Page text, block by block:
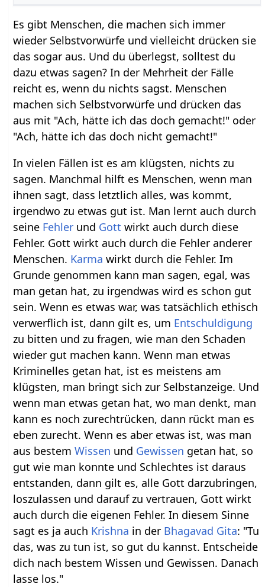
Es gibt Menschen, die machen sich immer
wieder Selbstvorwürfe und vielleicht drücken sie
das sogar aus. Und du überlegst, solltest du
dazu etwas sagen? In der Mehrheit der Fälle
reicht es, wenn du nichts sagst. Menschen
machen sich Selbstvorwürfe und drücken das
aus mit "Ach, hätte ich das doch gemacht!" oder
"Ach, hätte ich das doch nicht gemacht!"
In vielen Fällen ist es am klügsten, nichts zu
sagen. Manchmal hilft es Menschen, wenn man
ihnen sagt, dass letztlich alles, was kommt,
irgendwo zu etwas gut ist. Man lernt auch durch
seine Fehler und Gott wirkt auch durch diese
Fehler. Gott wirkt auch durch die Fehler anderer
Menschen. Karma wirkt durch die Fehler. Im
Grunde genommen kann man sagen, egal, was
man getan hat, zu irgendwas wird es schon gut
sein. Wenn es etwas war, was tatsächlich ethisch
verwerflich ist, dann gilt es, um Entschuldigung
zu bitten und zu fragen, wie man den Schaden
wieder gut machen kann. Wenn man etwas
Kriminelles getan hat, ist es meistens am
klügsten, man bringt sich zur Selbstanzeige. Und
wenn man etwas getan hat, wo man denkt, man
kann es noch zurechtrücken, dann rückt man es
eben zurecht. Wenn es aber etwas ist, was man
aus bestemWissen und Gewissen getan hat, so
gut wie man konnte und Schlechtes ist daraus
entstanden, dann gilt es, alle Gott darzubringen,
loszulassen und darauf zu vertrauen, Gott wirkt
auch durch die eigenen Fehler. In diesem Sinne
sagt es ja auch Krishna in der Bhagavad Gita: "Tu
das, was zu tun ist, so gut du kannst. Entscheide
dich nach bestem Wissen und Gewissen. Danach
lasse los."